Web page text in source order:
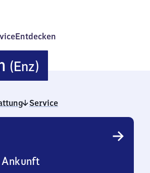
Entdecken
(Enz)
(Enz)
Service